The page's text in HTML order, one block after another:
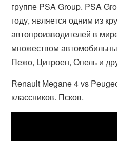
группе PSA Group. PSA
году, является одним из
автопроизводителей в
множеством
Пежо, Цитроен, Опель и
Renault Megane 4 vs
классников. Псков.